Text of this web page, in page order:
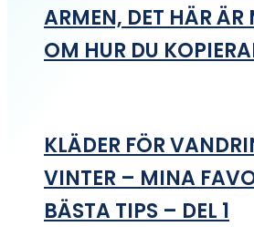
ARMEN, DET HÄR
OM HUR DU
KLÄDER FÖR
VINTER – MINA
BÄSTA TIPS – DEL 1